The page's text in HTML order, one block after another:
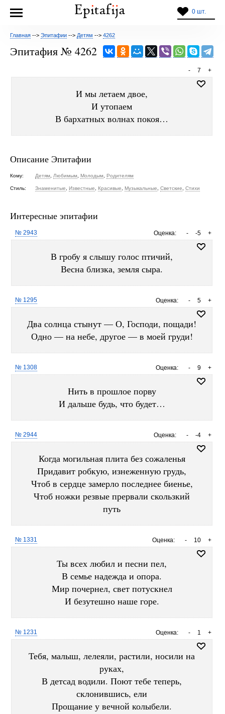
0 шт.
Главная --> Эпитафии --> Детям --> 4262
Эпитафия № 4262
+
7
-
И мы летаем двое,
И утопаем
В бархатных волнах покоя…
Описание Эпитафии
Кому: Детям Любимым Молодым Родителям
Стиль: Знаменитые Известные Красивые Музыкальные Светские Стихи
Интересные эпитафии
Оценка: +
-5
-
№ 2943
В гробу я слышу голос птичий,
Весна близка, земля сыра.
Оценка: +
5
-
№ 1295
Два солнца стынут — О, Господи, пощади!
Одно — на небе, другое — в моей груди!
Оценка: +
9
-
№ 1308
Нить в прошлое порву
И дальше будь, что будет…
Оценка: +
-4
-
№ 2944
Когда могильная плита без сожаленья
Придавит робкую, изнеженную грудь,
Чтоб в сердце замерло последнее биенье,
Чтоб ножки резвые прервали скользкий
путь
Оценка: +
10
-
№ 1331
Ты всех любил и песни пел,
В семье надежда и опора.
Мир почернел, свет потускнел
И безутешно наше горе.
Оценка: +
1
-
№ 1231
Тебя, малыш, лелеяли, растили, носили на
руках,
В детсад водили. Поют тебе теперь,
склонившись, ели
Прощание у вечной колыбели.